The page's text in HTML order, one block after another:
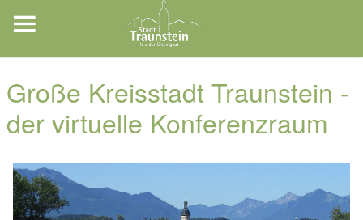
Große Kreisstadt Traunstein -
der virtuelle Konferenzraum